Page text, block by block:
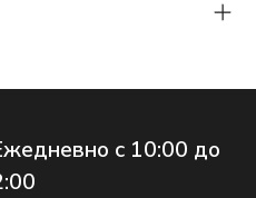
с 10:00 до